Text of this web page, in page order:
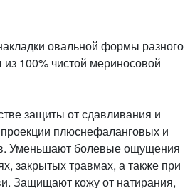
овальной формы разного
100% чистой мериносовой
защиты от сдавливания и
плюснефаланговых и
Уменьшают болевые ощущения
закрытых травмах, а также при
Защищают кожу от натирания,